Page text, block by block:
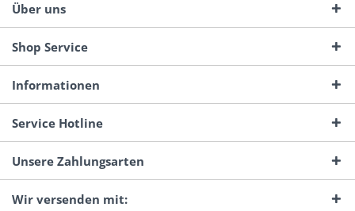
Über uns
Shop Service
Informationen
Service Hotline
Unsere Zahlungsarten
Wir versenden mit: